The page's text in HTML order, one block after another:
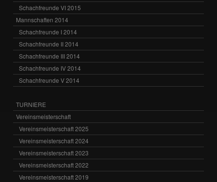
Schachfreunde VI 2015
Mannschaften 2014
Schachfreunde I 2014
Schachfreunde II 2014
Schachfreunde III 2014
Schachfreunde IV 2014
Schachfreunde V 2014
TURNIERE
Vereinsmeisterschaft
Vereinsmeisterschaft 2025
Vereinsmeisterschaft 2024
Vereinsmeisterschaft 2023
Vereinsmeisterschaft 2022
Vereinsmeisterschaft 2019